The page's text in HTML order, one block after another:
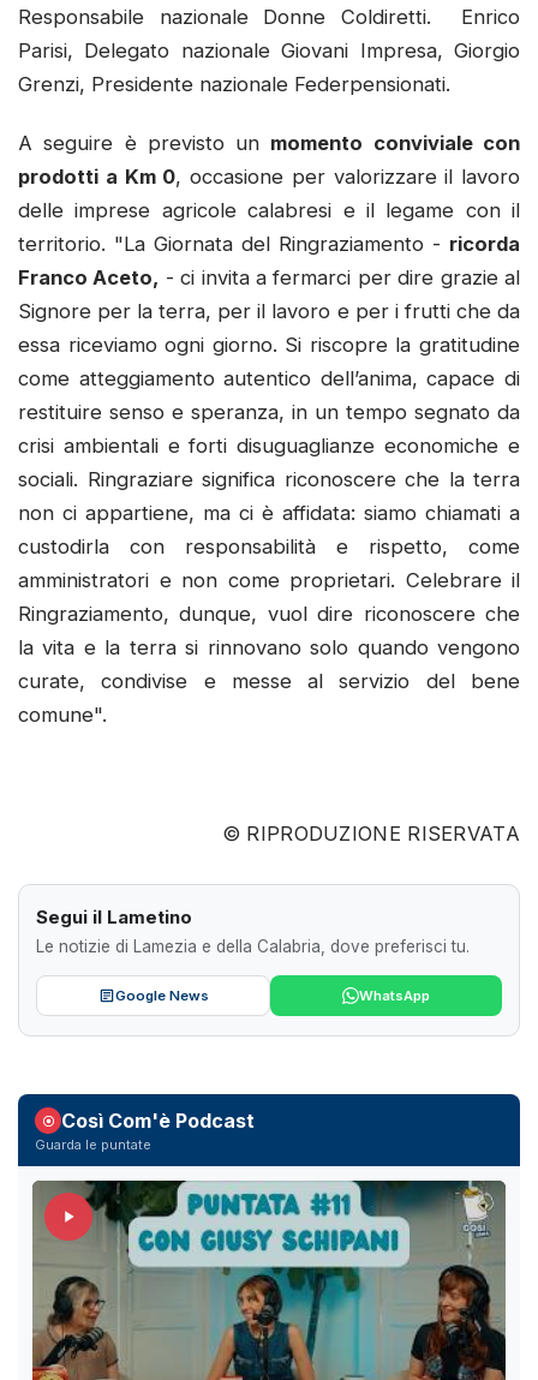
Responsabile nazionale Donne Coldiretti. Enrico
Parisi, Delegato nazionale Giovani Impresa, Giorgio
Grenzi, Presidente nazionale Federpensionati.
A seguire è previsto un momento conviviale con
prodotti a Km 0, occasione per valorizzare il lavoro
delle imprese agricole calabresi e il legame con il
territorio. "La Giornata del Ringraziamento - ricorda
Franco Aceto, - ci invita a fermarci per dire grazie al
Signore per la terra, per il lavoro e per i frutti che da
essa riceviamo ogni giorno. Si riscopre la gratitudine
come atteggiamento autentico dell’anima, capace di
restituire senso e speranza, in un tempo segnato da
crisi ambientali e forti disuguaglianze economiche e
sociali. Ringraziare significa riconoscere che la terra
non ci appartiene, ma ci è affidata: siamo chiamati a
custodirla con responsabilità e rispetto, come
amministratori e non come proprietari. Celebrare il
Ringraziamento, dunque, vuol dire riconoscere che
la vita e la terra si rinnovano solo quando vengono
curate, condivise e messe al servizio del bene
comune".
© RIPRODUZIONE RISERVATA
Segui il Lametino
Le notizie di Lamezia e della Calabria, dove preferisci tu.
Google News WhatsApp
Così Com'è Podcast
Guarda le puntate